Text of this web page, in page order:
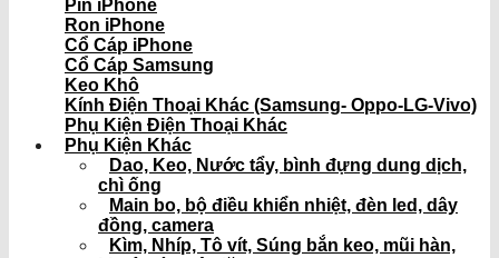
Pin iPhone
Ron iPhone
Cổ Cáp iPhone
Cổ Cáp Samsung
Keo Khô
Kính Điện Thoại Khác (Samsung- Oppo-LG-Vivo)
Phụ Kiện Điện Thoại Khác
Phụ Kiện Khác
Dao, Keo, Nước tẩy, bình đựng dung dịch,
chì ống
Main bo, bộ điều khiển nhiệt, đèn led, dây
đồng, camera
Kìm, Nhíp, Tô vít, Súng bắn keo, mũi hàn,